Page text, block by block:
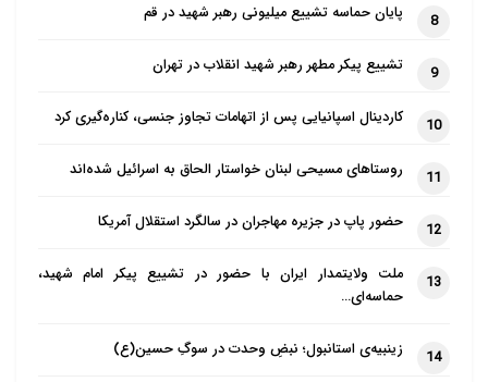
8 پایان حماسه تشییع میلیونی رهبر شهید در قم
9 تشییع پیکر مطهر رهبر شهید انقلاب در تهران
10 کاردینال اسپانیایی پس از اتهامات تجاوز جنسی، کناره‌گیری کرد
11 روستاهای مسیحی لبنان خواستار الحاق به اسرائیل شده‌اند
12 حضور پاپ در جزیره مهاجران در سالگرد استقلال آمریکا
13
ملت ولایتمدار ایران با حضور در تشییع پیکر امام شهید،
حماسه‌ای…
14 زینبیه‌ی استانبول؛ نبضِ وحدت در سوگِ حسین(ع)